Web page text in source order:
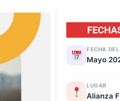
FECHA
Mayo
LUGAR
Alianza